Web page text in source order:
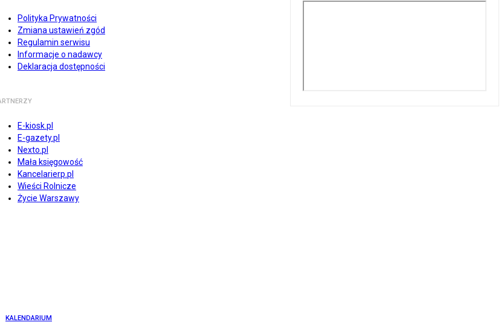
Polityka Prywatności
Zmiana ustawień zgód
Regulamin serwisu
Informacje o nadawcy
Deklaracja dostępności
E-kiosk.pl
E-gazety.pl
Nexto.pl
Mała księgowość
Kancelarierp.pl
Wieści Rolnicze
Życie Warszawy
KALENDARIUM